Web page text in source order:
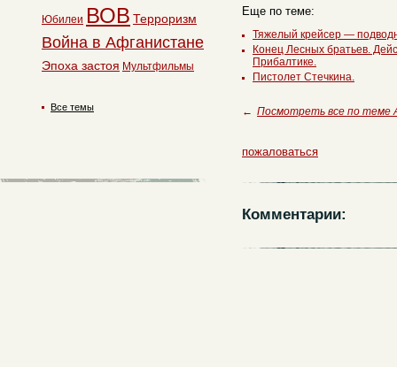
Еще по теме:
Тяжелый крейсер —
Конец Лесных братьев.
Прибалтике.
Пистолет Стечкина.
← Посмотреть все по теме
пожаловаться
Комментарии:
Юбилеи ВОВ Терроризм
Война в Афганистане
Эпоха застоя Мультфильмы
Все темы